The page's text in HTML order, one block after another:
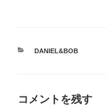
カ
DANIEL&BOB
コメントを残す